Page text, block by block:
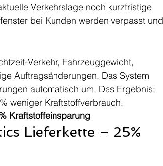
Verkehrslage noch kurzfristige
bei Kunden werden verpasst und
Verkehr, Fahrzeuggewicht,
Auftragsänderungen. Das System
automatisch um. Das Ergebnis:
weniger Kraftstoffverbrauch.
Kraftstoffeinsparung
Lieferkette – 25%